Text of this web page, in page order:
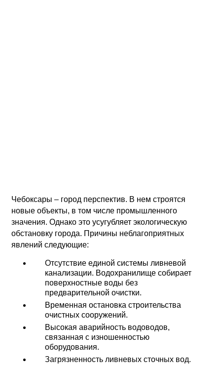
Чебоксары – город перспектив. В нем строятся
новые объекты, в том числе промышленного
значения. Однако это усугубляет экологическую
обстановку города. Причины неблагоприятных
явлений следующие:
Отсутствие единой системы ливневой
канализации. Водохранилище собирает
поверхностные воды без
предварительной очистки.
Временная остановка строительства
очистных сооружений.
Высокая аварийность водоводов,
связанная с изношенностью
оборудования.
Загрязненность ливневых сточных вод.